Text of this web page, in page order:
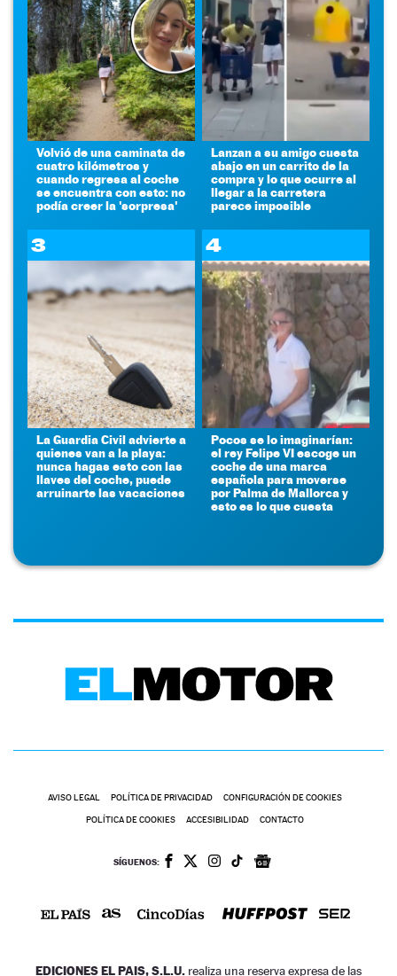
Volvió de una caminata de
cuatro kilómetros y
cuando regresa al coche
se encuentra con esto: no
podía creer la 'sorpresa'
Lanzan a su amigo cuesta
abajo en un carrito de la
compra y lo que ocurre al
llegar a la carretera
parece imposible
3
La Guardia Civil advierte a
quienes van a la playa:
nunca hagas esto con las
llaves del coche, puede
arruinarte las vacaciones
4
Pocos se lo imaginarían:
el rey Felipe VI escoge un
coche de una marca
española para moverse
por Palma de Mallorca y
esto es lo que cuesta
AVISO LEGAL POLÍTICA DE PRIVACIDAD CONFIGURACIÓN DE COOKIES
POLÍTICA DE COOKIES ACCESIBILIDAD CONTACTO
SÍGUENOS:
EDICIONES EL PAIS, S.L.U. realiza una reserva expresa de las